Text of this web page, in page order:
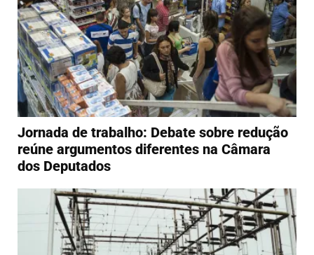
Jornada de trabalho: Debate sobre redução
reúne argumentos diferentes na Câmara
dos Deputados